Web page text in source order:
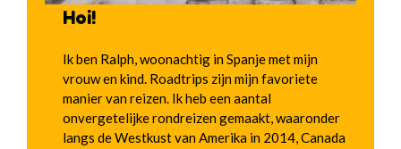
Hoi!
Ik ben Ralph, woonachtig in Spanje met mijn
vrouw en kind. Roadtrips zijn mijn favoriete
manier van reizen. Ik heb een aantal
onvergetelijke rondreizen gemaakt, waaronder
langs de Westkust van Amerika in 2014, Canada